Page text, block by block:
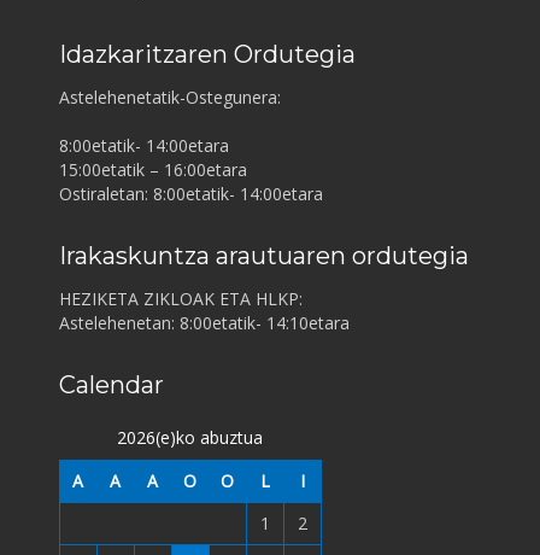
Idazkaritzaren Ordutegia
Astelehenetatik-Ostegunera:
8:00etatik- 14:00etara
15:00etatik – 16:00etara
Ostiraletan: 8:00etatik- 14:00etara
Irakaskuntza arautuaren ordutegia
HEZIKETA ZIKLOAK ETA HLKP:
Astelehenetan: 8:00etatik- 14:10etara
Calendar
2026(e)ko abuztua
A
A A O O L
I
1
2